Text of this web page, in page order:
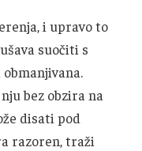
i upravo to
suočiti s
bez obzira na
disati pod
razoren, traži